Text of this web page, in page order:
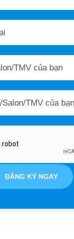
ĐĂNG KÝ NGAY